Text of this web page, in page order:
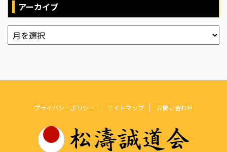
アーカイブ
プライバシーポリシー サイトマップ お問い合わせ